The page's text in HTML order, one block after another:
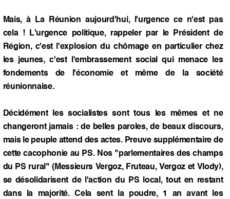
Mais, à La Réunion aujourd'hui, l'urgence ce n'est pas
cela ! L'urgence politique, rappeler par le Président de
Région, c'est l'explosion du chômage en particulier chez
les jeunes, c'est l'embrassement social qui menace les
fondements de l'économie et même de la société
réunionnaise.
Décidément les socialistes sont tous les mêmes et ne
changeront jamais : de belles paroles, de beaux discours,
mais le peuple attend des actes. Preuve supplémentaire de
cette cacophonie au PS. Nos "parlementaires des champs
du PS rural" (Messieurs Vergoz, Fruteau, Vergoz et Vlody),
se désolidarisent de l'action du PS local, tout en restant
dans la majorité. Cela sent la poudre, 1 an avant les